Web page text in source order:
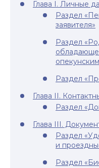
Глава I. Личные
Раздел
заявителя»
Раздел
Раздел
Глава II.
Раздел
Глава III.
Раздел
и
Раздел